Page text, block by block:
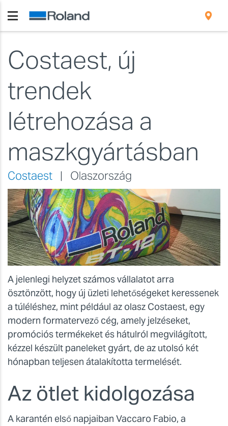
Costaest, új
trendek
létrehozása a
maszkgyártásban
Costaest | Olaszország
A jelenlegi helyzet számos vállalatot arra
ösztönzött, hogy új üzleti lehetőségeket keressenek
a túléléshez, mint például az olasz Costaest, egy
modern formatervező cég, amely jelzéseket,
promóciós termékeket és hátulról megvilágított,
kézzel készült paneleket gyárt, de az utolsó két
hónapban teljesen átalakította termelését.
Az ötlet kidolgozása
A karantén első napjaiban Vaccaro Fabio, a